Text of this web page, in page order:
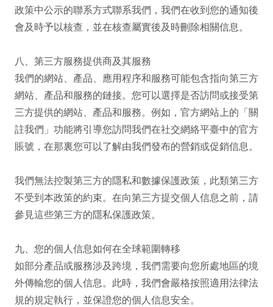
政策中公示的聯系方式聯系我們，我們在收到您的通知後
會及時予以核查，並在核查屬實後及時刪除相關信息。
八、第三方服務提供商及其服務
我們的網站、產品、應用程序和服務可能包含指向第三方
網站、產品和服務的鏈接。您可以選擇是否訪問或接受第
三方提供的網站、產品和服務。例如，官方網站上的「關
註我們」功能將引導您訪問我們在社交網絡平臺中的官方
賬號，在那裏您可以了解由我們發布的營銷或促銷信息。
我們無法控製第三方的隱私和數據保護政策，此類第三方
不受到本政策的約束。在向第三方提交個人信息之前，請
參見這些第三方的隱私保護政策。
九、您的個人信息如何在全球範圍轉移
如部分產品或服務涉及跨境，我們需要向您所處地區的境
外傳輸您的個人信息。此時，我們會嚴格按照適用法律法
規的規定執行，並保證您的個人信息安全。